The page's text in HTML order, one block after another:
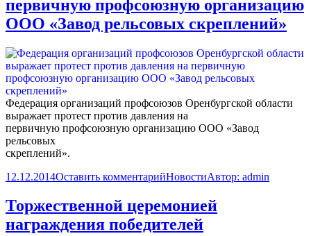
первичную профсоюзную организацию
ООО «Завод рельсовых скреплений»
Федерация организаций профсоюзов Оренбургской области
выражает протест против давления на
первичную профсоюзную организацию ООО «Завод
рельсовых
скреплений».
12.12.2014Оставить комментарийНовостиАвтор: admin
Торжественной церемонией
награждения победителей